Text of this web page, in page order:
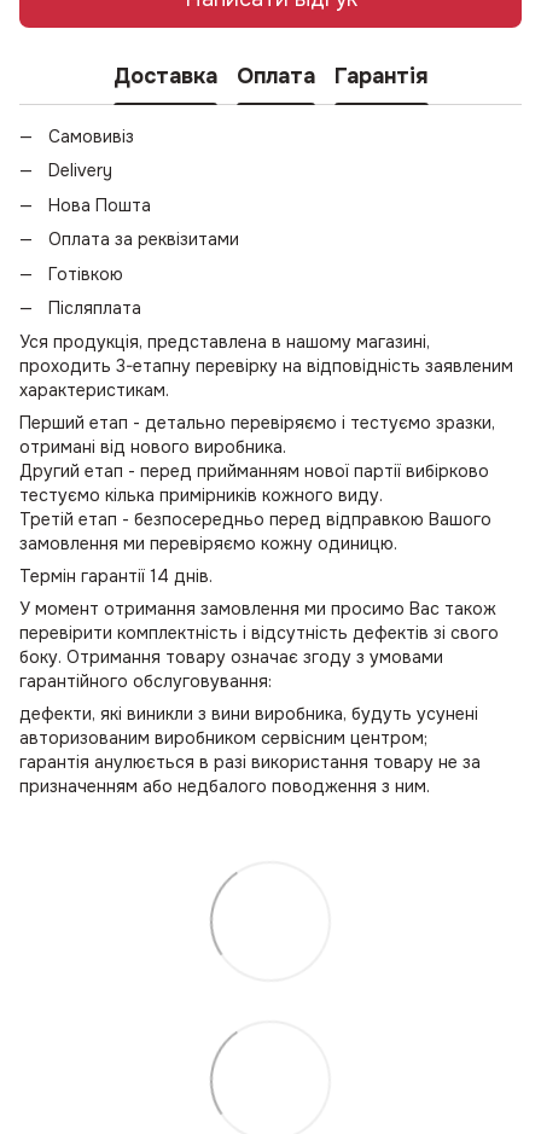
Доставка Оплата Гарантія
Самовивіз
Delivery
Нова Пошта
Оплата за реквізитами
Готівкою
Післяплата
Уся продукція, представлена в нашому магазині,
проходить 3-етапну перевірку на відповідність заявленим
характеристикам.
Перший етап - детально перевіряємо і тестуємо зразки,
отримані від нового виробника.
Другий етап - перед прийманням нової партії вибірково
тестуємо кілька примірників кожного виду.
Третій етап - безпосередньо перед відправкою Вашого
замовлення ми перевіряємо кожну одиницю.
Термін гарантії 14 днів.
У момент отримання замовлення ми просимо Вас також
перевірити комплектність і відсутність дефектів зі свого
боку. Отримання товару означає згоду з умовами
гарантійного обслуговування:
дефекти, які виникли з вини виробника, будуть усунені
авторизованим виробником сервісним центром;
гарантія анулюється в разі використання товару не за
призначенням або недбалого поводження з ним.